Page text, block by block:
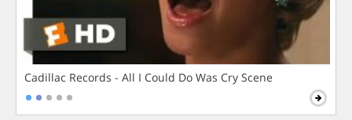
Cadillac Records - All I Could Do Was Cry Scene